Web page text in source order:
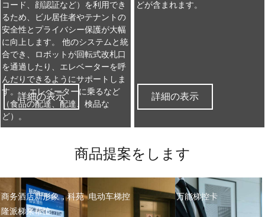
コード、顔認証など）を利用でき
るため、ビル居住者やテナントの
安全性とプライバシー保護が大幅
に向上します。 他のシステムと統
合でき、ロボットが回転式改札口
を通過したり、エレベーターを呼
んだりできるようにサポートしま
す。 、エレベーターに乗るなど
（食品の配達、配達、検品な
ど）。
詳細の表示
どが含まれます。
詳細の表示
商品提案をします
商务酒店新形象，科苑
隆派梯来帮忙
电动车梯控 万能梯控卡